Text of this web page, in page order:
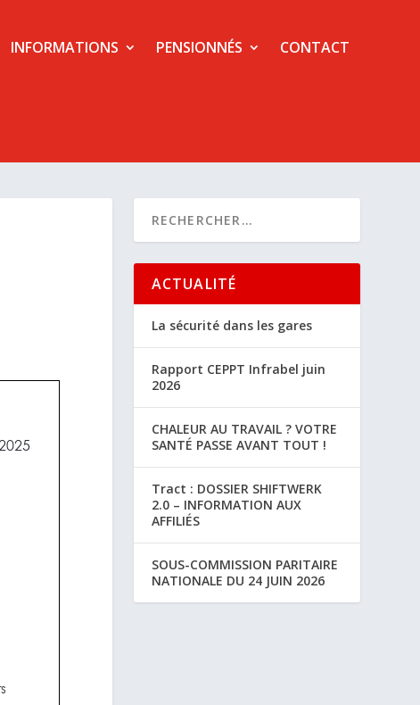
INFORMATIONS PENSIONNÉS CONTACT
ACTUALITÉ
La sécurité dans les gares
Rapport CEPPT Infrabel juin
2026
CHALEUR AU TRAVAIL ? VOTRE
SANTÉ PASSE AVANT TOUT !
Tract : DOSSIER SHIFTWERK
2.0 – INFORMATION AUX
AFFILIÉS
SOUS-COMMISSION PARITAIRE
NATIONALE DU 24 JUIN 2026